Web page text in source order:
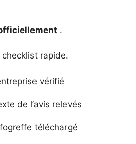
.
rapide.
vérifié
de l’avis relevés
téléchargé